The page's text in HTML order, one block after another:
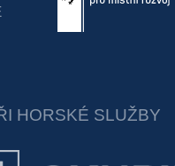
HORSKÉ SLUŽBY